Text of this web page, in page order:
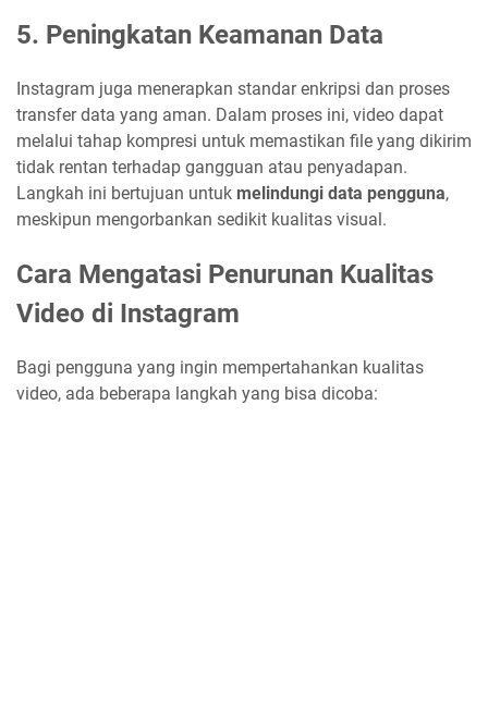
5. Peningkatan Keamanan Data
Instagram juga menerapkan standar enkripsi dan proses
transfer data yang aman. Dalam proses ini, video dapat
melalui tahap kompresi untuk memastikan file yang dikirim
tidak rentan terhadap gangguan atau penyadapan.
Langkah ini bertujuan untuk melindungi data pengguna,
meskipun mengorbankan sedikit kualitas visual.
Cara Mengatasi Penurunan Kualitas
Video di Instagram
Bagi pengguna yang ingin mempertahankan kualitas
video, ada beberapa langkah yang bisa dicoba: